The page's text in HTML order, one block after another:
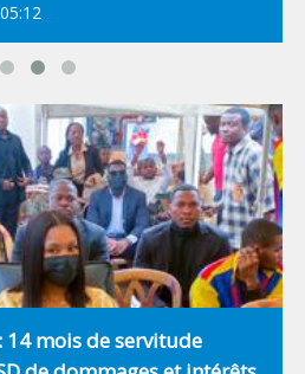
14 mois de servitude